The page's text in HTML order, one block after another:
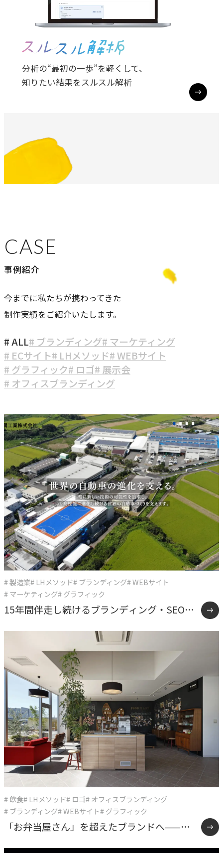
分析の“最初の一歩”を軽くして、
知りたい結果をスルスル解析
CASE
事例紹介
今までに私たちが携わってきた
制作実績をご紹介いたします。
# ALL# ブランディング# マーケティング
# ECサイト# LHメソッド# WEBサイト
# グラフィック# ロゴ# 展示会
# オフィスブランディング
# 製造業# LHメソッド# ブランディング# WEBサイト
# マーケティング# グラフィック
15年間伴走し続けるブランディング・SEO戦
略支援事例
# 飲食# LHメソッド# ロゴ# オフィスブランディング
# ブランディング# WEBサイト# グラフィック
「お弁当屋さん」を超えたブランドへ——オ
ーケーズデリカ10年間の企業変革